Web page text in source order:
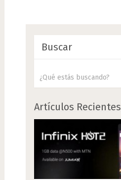
Buscar
Artículos Recientes